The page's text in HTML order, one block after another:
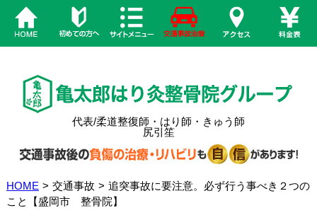
代表/柔道整復師・はり師・きゅう師
尻引笙
HOME > 交通事故 > 追突事故に要注意。必ず行う事べき２つの
こと【盛岡市 整骨院】